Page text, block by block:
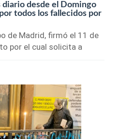
diario desde el Domingo
todos los fallecidos por
de Madrid, firmó el 11 de
por el cual solicita a